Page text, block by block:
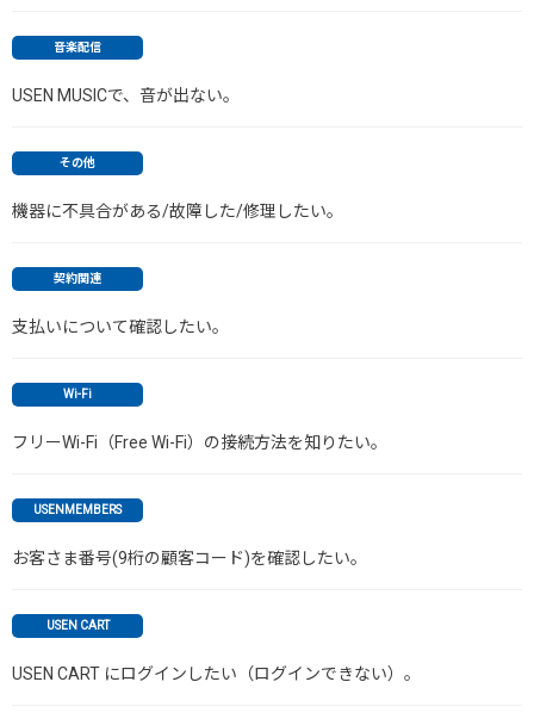
音楽配信
USEN MUSICで、音が出ない。
その他
機器に不具合がある/故障した/修理したい。
契約関連
支払いについて確認したい。
Wi-Fi
フリーWi-Fi（Free Wi-Fi）の接続方法を知りたい。
USENMEMBERS
お客さま番号(9桁の顧客コード)を確認したい。
USEN CART
USEN CART にログインしたい（ログインできない）。